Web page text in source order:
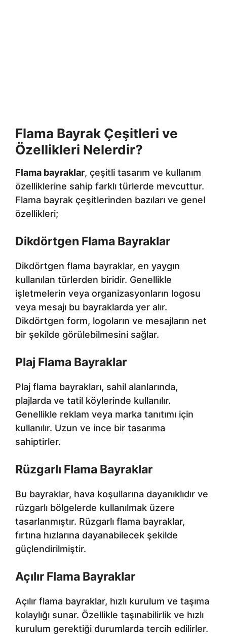
Flama Bayrak Çeşitleri ve
Özellikleri Nelerdir?
Flama bayraklar, çeşitli tasarım ve kullanım
özelliklerine sahip farklı türlerde mevcuttur.
Flama bayrak çeşitlerinden bazıları ve genel
özellikleri;
Dikdörtgen Flama Bayraklar
Dikdörtgen flama bayraklar, en yaygın
kullanılan türlerden biridir. Genellikle
işletmelerin veya organizasyonların logosu
veya mesajı bu bayraklarda yer alır.
Dikdörtgen form, logoların ve mesajların net
bir şekilde görülebilmesini sağlar.
Plaj Flama Bayraklar
Plaj flama bayrakları, sahil alanlarında,
plajlarda ve tatil köylerinde kullanılır.
Genellikle reklam veya marka tanıtımı için
kullanılır. Uzun ve ince bir tasarıma
sahiptirler.
Rüzgarlı Flama Bayraklar
Bu bayraklar, hava koşullarına dayanıklıdır ve
rüzgarlı bölgelerde kullanılmak üzere
tasarlanmıştır. Rüzgarlı flama bayraklar,
fırtına hızlarına dayanabilecek şekilde
güçlendirilmiştir.
Açılır Flama Bayraklar
Açılır flama bayraklar, hızlı kurulum ve taşıma
kolaylığı sunar. Özellikle taşınabilirlik ve hızlı
kurulum gerektiği durumlarda tercih edilirler.